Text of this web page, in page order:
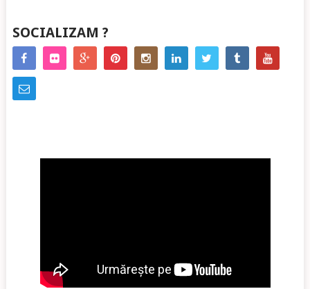
SOCIALIZAM ?